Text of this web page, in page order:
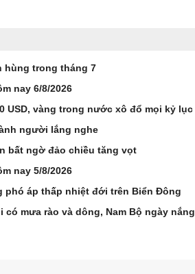
hùng trong tháng 7
nay 6/8/2026
USD, vàng trong nước xô đổ mọi kỷ lục
người lắng nghe
bất ngờ đảo chiều tăng vọt
nay 5/8/2026
áp thấp nhiệt đới trên Biển Đông
mưa rào và dông, Nam Bộ ngày nắng